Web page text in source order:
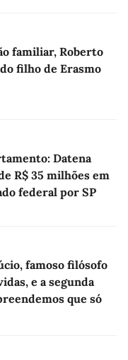
familiar, Roberto
filho de Erasmo
Datena
R$ 35 milhões em
federal por SP
famoso filósofo
e a segunda
que só